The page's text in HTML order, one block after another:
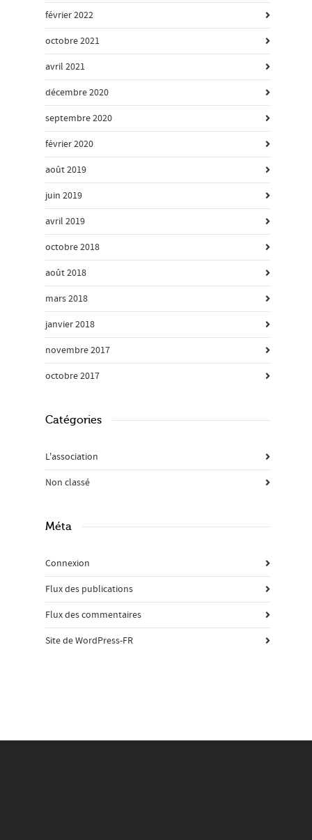
février 2022
octobre 2021
avril 2021
décembre 2020
septembre 2020
février 2020
août 2019
juin 2019
avril 2019
octobre 2018
août 2018
mars 2018
janvier 2018
novembre 2017
octobre 2017
Catégories
L'association
Non classé
Méta
Connexion
Flux des publications
Flux des commentaires
Site de WordPress-FR